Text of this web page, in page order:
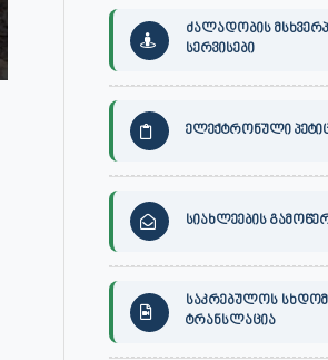
ძალადობის
სერვისები
ელექტრონული
სიახლეების
საკრებულოს
ტრანსლაცია